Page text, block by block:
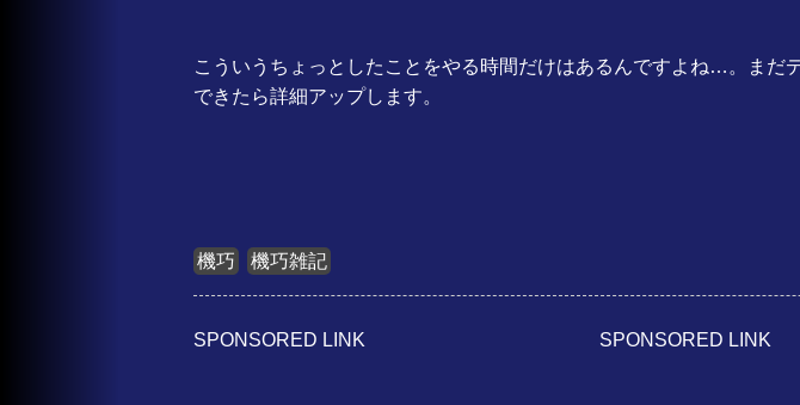
こういうちょっとしたことをやる時間だけはあるんですよね…。まだ
できたら詳細アップします。
機巧 機巧雑記
SPONSORED LINK SPONSORED LINK